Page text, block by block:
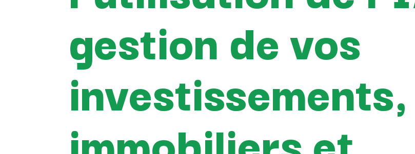
gestion de vos